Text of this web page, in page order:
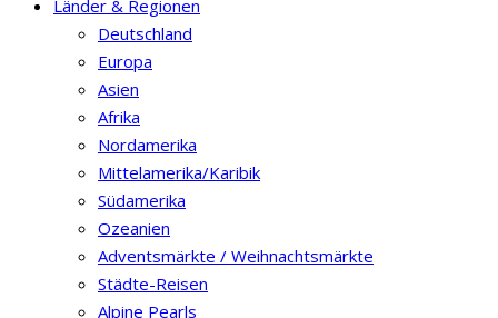
Länder & Regionen
Deutschland
Europa
Asien
Afrika
Nordamerika
Mittelamerika/Karibik
Südamerika
Ozeanien
Adventsmärkte / Weihnachtsmärkte
Städte-Reisen
Alpine Pearls